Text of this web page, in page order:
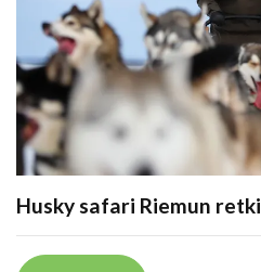
Husky safari Riemun retki